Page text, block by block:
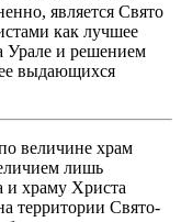
является Свято
как лучшее
Урале и решением
выдающихся
величине храм
лишь
и храму Христа
территории Свято-